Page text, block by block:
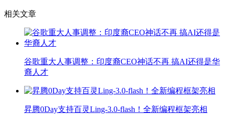
相关文章
谷歌重大人事调整：印度裔CEO神话不再 搞AI还得是华
裔人才
昇腾0Day支持百灵Ling-3.0-flash！全新编程框架亮相